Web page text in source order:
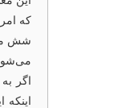
که
اگر